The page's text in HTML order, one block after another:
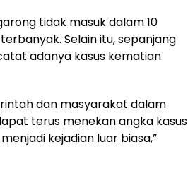
tidak masuk dalam 10
Selain itu, sepanjang
adanya kasus kematian
dan masyarakat dalam
terus menekan angka kasus
kejadian luar biasa,”